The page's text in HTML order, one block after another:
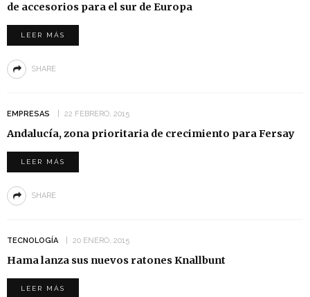
de accesorios para el sur de Europa
LEER MÁS
SHARE
EMPRESAS 22 FEBRERO, 2015
Andalucía, zona prioritaria de crecimiento para Fersay
LEER MÁS
SHARE
TECNOLOGÍA 20 ENERO, 2015
Hama lanza sus nuevos ratones Knallbunt
LEER MÁS